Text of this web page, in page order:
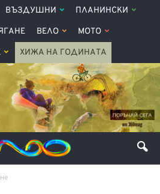
ВЪЗДУШНИ ПЛАНИНСКИ
ВЕЛО МОТО
ХИЖА НА ГОДИНАТА